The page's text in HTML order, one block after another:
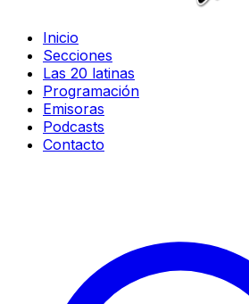
Inicio
Secciones
Las 20 latinas
Programación
Emisoras
Podcasts
Contacto